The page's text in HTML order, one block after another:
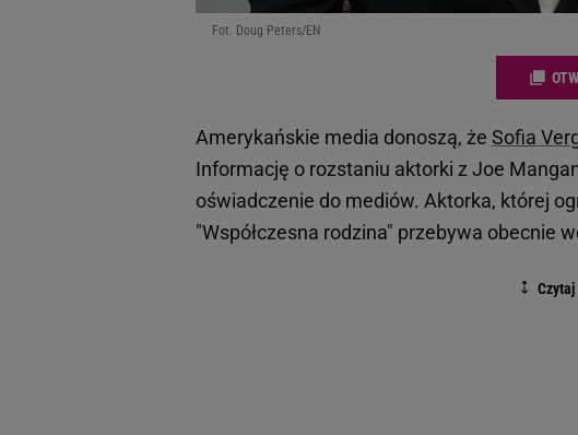
Fot. Doug Peters/EN
Amerykańskie media donoszą, że Sofia
Informację o rozstaniu aktorki z Joe
oświadczenie do mediów. Aktorka, której
"Współczesna rodzina" przebywa obecnie